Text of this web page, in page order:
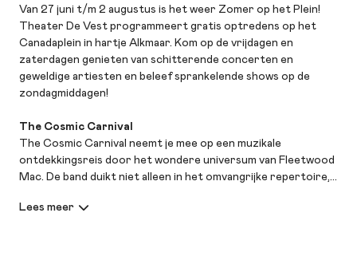
Van 27 juni t/m 2 augustus is het weer Zomer op het Plein!
Theater De Vest programmeert gratis optredens op het
Canadaplein in hartje Alkmaar. Kom op de vrijdagen en
zaterdagen genieten van schitterende concerten en
geweldige artiesten en beleef sprankelende shows op de
zondagmiddagen!
The Cosmic Carnival
The Cosmic Carnival neemt je mee op een muzikale
ontdekkingsreis door het wondere universum van Fleetwood
Mac. De band duikt niet alleen in het omvangrijke repertoire,
Way', maar gaat daarnaast op zoek naar het intrigerende